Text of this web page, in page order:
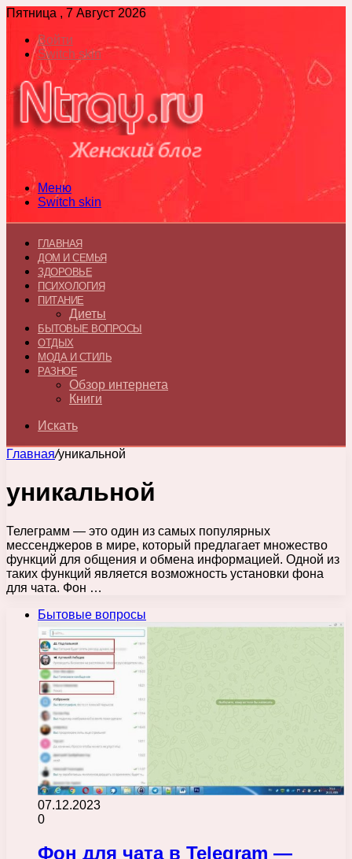
Пятница , 7 Август 2026
Войти
Switch skin
Меню
Switch skin
ГЛАВНАЯ
ДОМ И СЕМЬЯ
ЗДОРОВЬЕ
ПСИХОЛОГИЯ
ПИТАНИЕ
Диеты
БЫТОВЫЕ ВОПРОСЫ
ОТДЫХ
МОДА И СТИЛЬ
РАЗНОЕ
Обзор интернета
Книги
Искать
Главная/уникальной
уникальной
Телеграмм — это один из самых популярных
мессенджеров в мире, который предлагает множество
функций для общения и обмена информацией. Одной из
таких функций является возможность установки фона
для чата. Фон …
Бытовые вопросы
07.12.2023
0
Фон для чата в Telegram —